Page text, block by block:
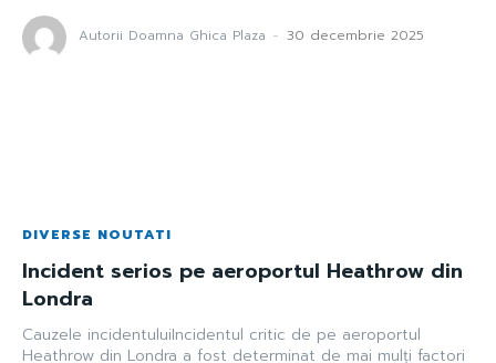
Autorii Doamna Ghica Plaza - 30 decembrie 2025
DIVERSE NOUTATI
Incident serios pe aeroportul Heathrow din
Londra
Cauzele incidentuluiIncidentul critic de pe aeroportul
Heathrow din Londra a fost determinat de mai mulți factori